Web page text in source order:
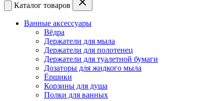
Каталог товаров
Ванные аксессуары
Вёдра
Держатели для мыла
Держатели для полотенец
Держатели для туалетной бумаги
Дозаторы для жидкого мыла
Ёршики
Корзины для душа
Полки для ванных